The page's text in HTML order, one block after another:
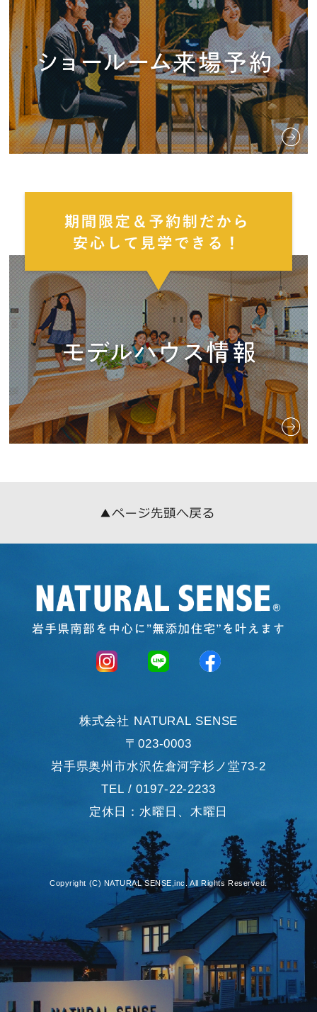
株式会社 NATURAL SENSE
〒023-0003
岩手県奥州市水沢佐倉河字杉ノ堂73-2
TEL / 0197-22-2233
定休日：水曜日、木曜日
Copyright (C) NATURAL SENSE,inc. All Rights Reserved.